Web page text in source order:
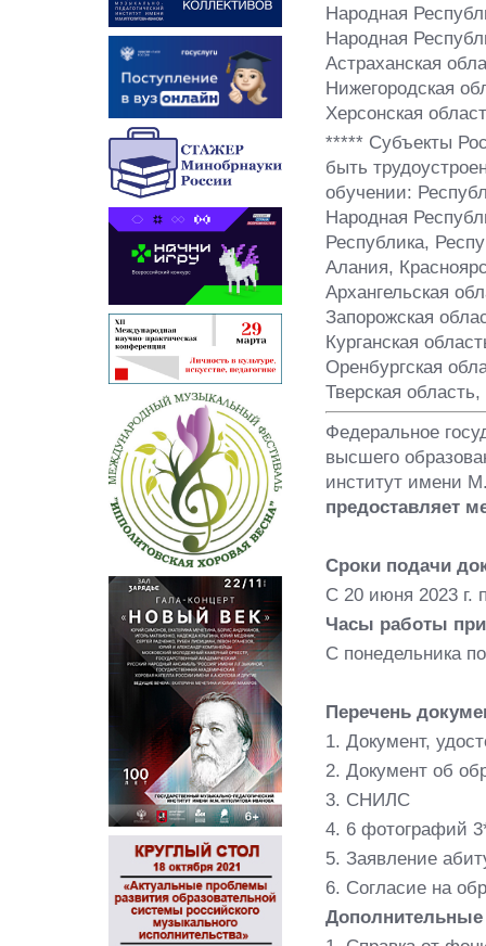
Народная
Народная
Астраханская
Нижегородская
Херсонская
***** Субъекты
быть
обучении:
Народная
Республика,
Алания,
Архангельская
Запорожская
Курганская
Оренбургская
Тверская
Федеральное
высшего
институт имени
предоставляет
Сроки подачи
С 20 июня 2023 г.
Часы работы
С понедельника
Перечень
1. Документ,
2. Документ об
3. СНИЛС
4. 6 фотографий
5. Заявление
6. Согласие на